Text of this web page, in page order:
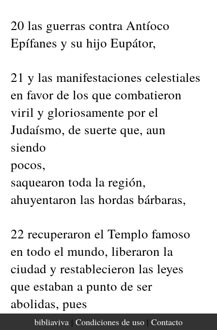
20 las guerras contra Antíoco
Epífanes y su hijo Eupátor,
21 y las manifestaciones celestiales
en favor de los que combatieron
viril y gloriosamente por el
Judaísmo, de suerte que, aun
siendo
pocos,
saquearon toda la región,
ahuyentaron las hordas bárbaras,
22 recuperaron el Templo famoso
en todo el mundo, liberaron la
ciudad y restablecieron las leyes
que estaban a punto de ser
abolidas, pues
el Señor se mostró propicio hacia
bibliaviva | Condiciones de uso | Contacto